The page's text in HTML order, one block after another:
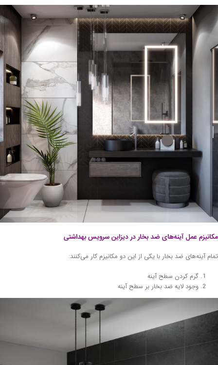
عمل آینه‌های ضد بخار در دیزاین سرویس بهداشتی
آینه‌های ضد بخار با یکی از این دو مکانیزم کار می‌کنند:
گرم کردن سطح آینه
وجود لایه ضد بخار بر سطح آینه